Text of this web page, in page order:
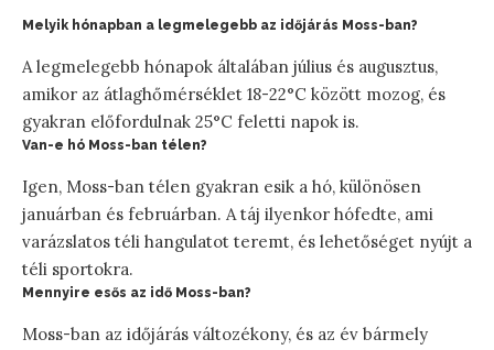
Melyik hónapban a legmelegebb az időjárás Moss-ban?
A legmelegebb hónapok általában július és augusztus,
amikor az átlaghőmérséklet 18-22°C között mozog, és
gyakran előfordulnak 25°C feletti napok is.
Van-e hó Moss-ban télen?
Igen, Moss-ban télen gyakran esik a hó, különösen
januárban és februárban. A táj ilyenkor hófedte, ami
varázslatos téli hangulatot teremt, és lehetőséget nyújt a
téli sportokra.
Mennyire esős az idő Moss-ban?
Moss-ban az időjárás változékony, és az év bármely